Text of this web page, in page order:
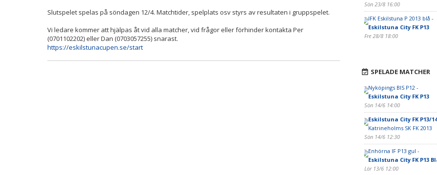
Slutspelet spelas på söndagen 12/4. Matchtider, spelplats osv styrs av resultaten i gruppspelet.
Vi ledare kommer att hjälpas åt vid alla matcher, vid frågor eller förhinder kontakta Per
(0701102202) eller Dan (0703057255) snarast.
https://eskilstunacupen.se/start
Sön 23/8 16:00
IFK Eskilstuna P 2013 blå -
Eskilstuna City FK P13
Fre 28/8 18:00
SPELADE MATCHER
Nyköpings BIS P12 -
Eskilstuna City FK P13
Sön 14/6 14:00
Eskilstuna City FK P13/14
Katrineholms SK FK 2013
Sön 14/6 12:30
Enhörna IF P13 gul -
Eskilstuna City FK P13
Lör 13/6 12:00